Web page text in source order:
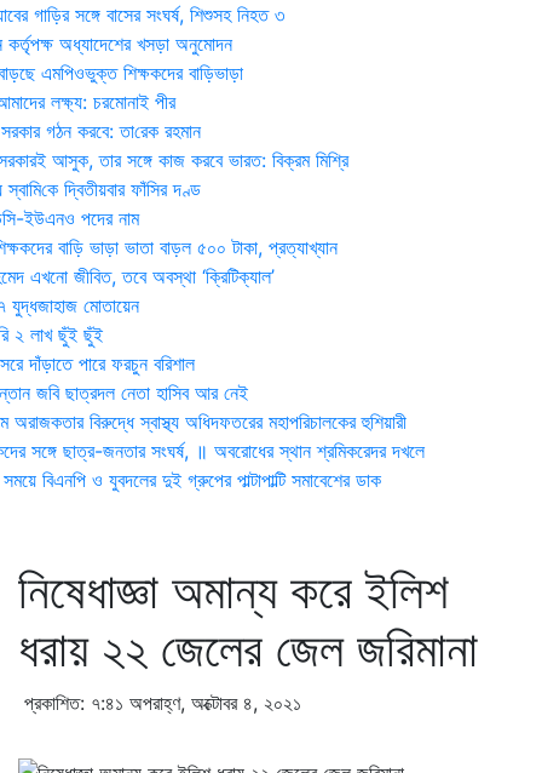
গাড়ির সঙ্গে বাসের সংঘর্ষ, শিশুসহ নিহত ৩
কর্তৃপক্ষ অধ্যাদেশের খসড়া অনুমোদন
এমপিওভুক্ত শিক্ষকদের বাড়িভাড়া
লক্ষ্য: চরমোনাই পীর
গঠন করবে: তা‌রেক রহমান
আসুক, তার সঙ্গে কাজ করবে ভারত: বিক্রম মিশ্রি
দ্বিতীয়বার ফাঁসির দণ্ড
ইউএনও পদের নাম
বাড়ি ভাড়া ভাতা বাড়ল ৫০০ টাকা, প্রত্যাখ্যান
এখনো জীবিত, তবে অবস্থা ‘ক্রিটিক্যাল’
যুদ্ধজাহাজ মোতায়েন
২ লাখ ছুঁই ছুঁই
দাঁড়াতে পারে ফরচুন বরিশাল
জবি ছাত্রদল নেতা হাসিব আর নেই
অরাজকতার বিরুদ্ধে স্বাস্থ্য অধিদফতরের মহাপরিচালকের হুশিয়ারী
সঙ্গে ছাত্র-জনতার সংঘর্ষ, ॥ অবরোধের স্থান শ্রমিকরেদর দখলে
বিএনপি ও যুবদলের দুই গ্রুপের পাল্টাপাল্টি সমাবেশের ডাক
নিষেধাজ্ঞা অমান্য করে ইলিশ
ধরায় ২২ জেলের জেল জরিমানা
প্রকাশিত: ৭:৪১ অপরাহ্ণ, অক্টোবর ৪, ২০২১